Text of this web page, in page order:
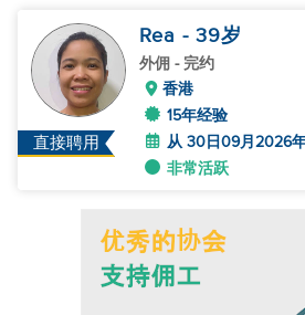
直接聘用
Rea - 39岁
外佣 - 完约
香港
15年经验
从 30日09月2026
非常活跃